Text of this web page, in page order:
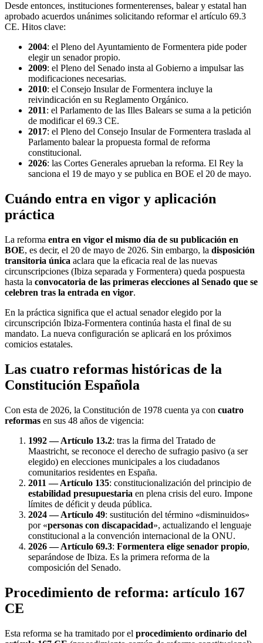
Desde entonces, instituciones formenterenses, balear y estatal han
aprobado acuerdos unánimes solicitando reformar el artículo 69.3
CE. Hitos clave:
2004: el Pleno del Ayuntamiento de Formentera pide poder
elegir un senador propio.
2009: el Pleno del Senado insta al Gobierno a impulsar las
modificaciones necesarias.
2010: el Consejo Insular de Formentera incluye la
reivindicación en su Reglamento Orgánico.
2011: el Parlamento de las Illes Balears se suma a la petición
de modificar el 69.3 CE.
2017: el Pleno del Consejo Insular de Formentera traslada al
Parlamento balear la propuesta formal de reforma
constitucional.
2026: las Cortes Generales aprueban la reforma. El Rey la
sanciona el 19 de mayo y se publica en BOE el 20 de mayo.
Cuándo entra en vigor y aplicación
práctica
La reforma entra en vigor el mismo día de su publicación en
BOE, es decir, el 20 de mayo de 2026. Sin embargo, la disposición
transitoria única aclara que la eficacia real de las nuevas
circunscripciones (Ibiza separada y Formentera) queda pospuesta
hasta la convocatoria de las primeras elecciones al Senado que se
celebren tras la entrada en vigor.
En la práctica significa que el actual senador elegido por la
circunscripción Ibiza-Formentera continúa hasta el final de su
mandato. La nueva configuración se aplicará en los próximos
comicios estatales.
Las cuatro reformas históricas de la
Constitución Española
Con esta de 2026, la Constitución de 1978 cuenta ya con cuatro
reformas en sus 48 años de vigencia:
1992 — Artículo 13.2: tras la firma del Tratado de
Maastricht, se reconoce el derecho de sufragio pasivo (a ser
elegido) en elecciones municipales a los ciudadanos
comunitarios residentes en España.
2011 — Artículo 135: constitucionalización del principio de
estabilidad presupuestaria en plena crisis del euro. Impone
límites de déficit y deuda pública.
2024 — Artículo 49: sustitución del término «disminuidos»
por «personas con discapacidad», actualizando el lenguaje
constitucional a la convención internacional de la ONU.
2026 — Artículo 69.3: Formentera elige senador propio,
separándose de Ibiza. Es la primera reforma de la
composición del Senado.
Procedimiento de reforma: artículo 167
CE
Esta reforma se ha tramitado por el procedimiento ordinario del